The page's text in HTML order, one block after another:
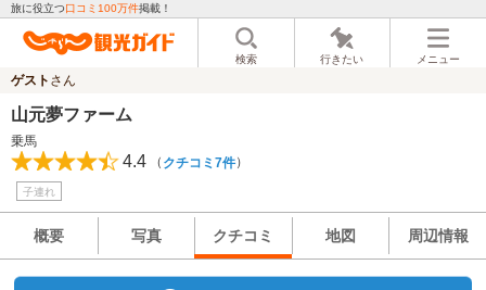
旅に役立つ口コミ100万件掲載！
検索 行きたい メニュー
ゲスト さん
山元夢ファーム
乗馬
4.4 （ クチコミ7件）
子連れ
概要 写真 クチコミ 地図 周辺情報